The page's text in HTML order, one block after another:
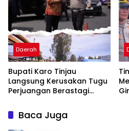
Aman dan Kondusif
Daerah
Bupati Karo Tinjau
Langsung Kerusakan Tugu
Perjuangan Berastagi
Baca Juga